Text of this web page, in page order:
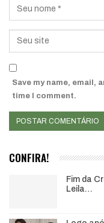
Save my name, email,
time I comment.
CONFIRA!
Fim da
Leila…